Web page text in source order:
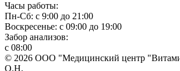
Часы работы:
Пн-Сб: с 9:00 до 21:00
Воскресенье: с 09:00 до 19:00
Забор анализов:
с 08:00
© 2026 ООО "Медицинский центр
О.Н.